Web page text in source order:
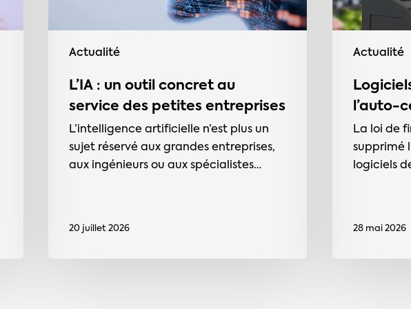
Actualité
L’IA : un outil concret au
service des petites entreprises
L’intelligence artificielle n’est plus un
sujet réservé aux grandes entreprises,
aux ingénieurs ou aux spécialistes…
20 juillet 2026
Actualité
l’auto-
La loi de
supprimé
logiciels
28 mai 2026